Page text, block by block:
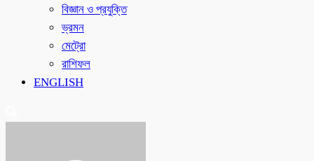
বিজ্ঞান ও প্রযুক্তি
ভ্রমন
মেট্রো
রাশিফল
ENGLISH